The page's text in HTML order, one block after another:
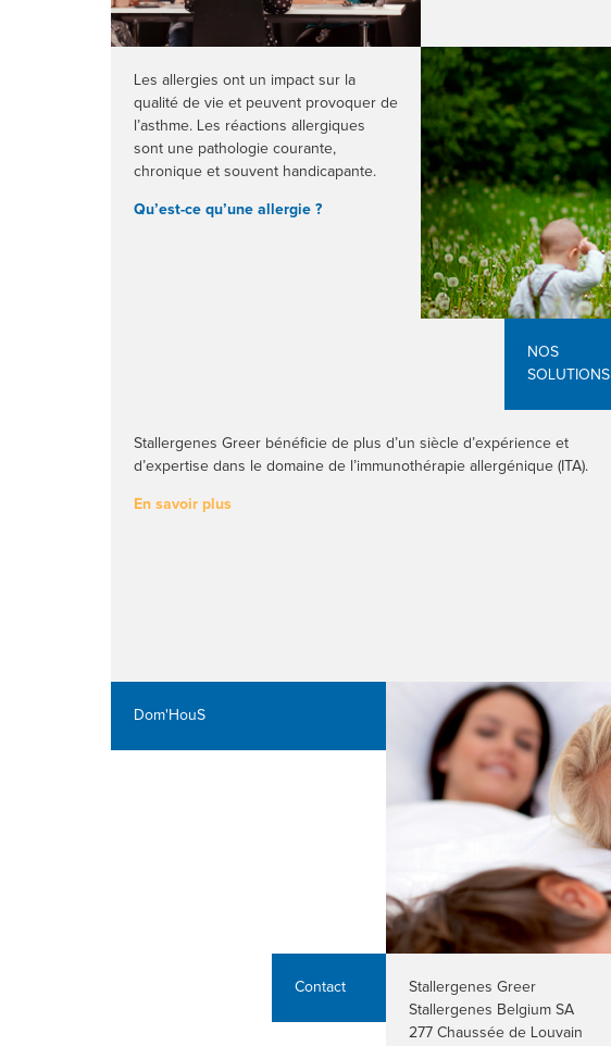
Les allergies ont un impact sur la
qualité de vie et peuvent provoquer de
l’asthme. Les réactions allergiques
sont une pathologie courante,
chronique et souvent handicapante.
Qu’est-ce qu’une allergie ?
NOS
SOLUTIONS
Stallergenes Greer bénéficie de plus d’un siècle d’expérience et
d’expertise dans le domaine de l’immunothérapie allergénique (ITA).
En savoir plus
Dom'HouS
Contact
Stallergenes Greer
Stallergenes Belgium SA
277 Chaussée de Louvain